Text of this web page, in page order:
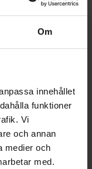
Om
innehållet
funktioner
Vi
och annan
medier och
med.
Dölj